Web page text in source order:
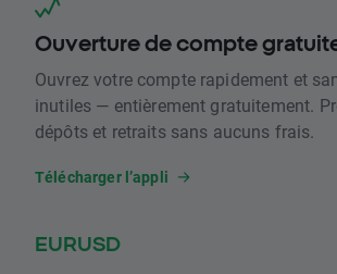
Ouverture de compte
Ouvrez votre compte rapidement et
inutiles — entièrement gratuitement.
dépôts et retraits sans aucuns frais.
Télécharger l’appli
EURUSD